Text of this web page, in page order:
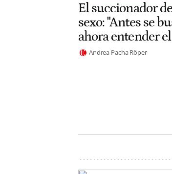
El succionador
sexo: "Antes se
ahora entender
Andrea Pacha Röper